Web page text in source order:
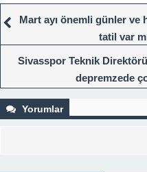
Mart ayı önemli günler ve
tatil var
Sivasspor Teknik
depremzede
Yorumlar